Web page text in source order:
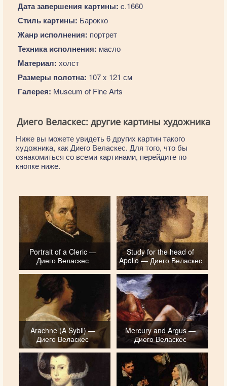
Дата завершения картины: c.1660
Стиль картины: Барокко
Жанр исполнения: портрет
Техника исполнения: масло
Материал: холст
Размеры полотна: 107 x 121 см
Галерея: Museum of Fine Arts
Диего Веласкес: другие картины художника
Ниже вы можете увидеть 6 других картин такого
художника, как Диего Веласкес. Для того, что бы
ознакомиться со всеми картинами, перейдите по
кнопке ниже.
Portrait of a Cleric —
Диего Веласкес
Study for the head of
Apollo — Диего Веласкес
Arachne (A Sybil) —
Диего Веласкес
Mercury and Argus —
Диего Веласкес